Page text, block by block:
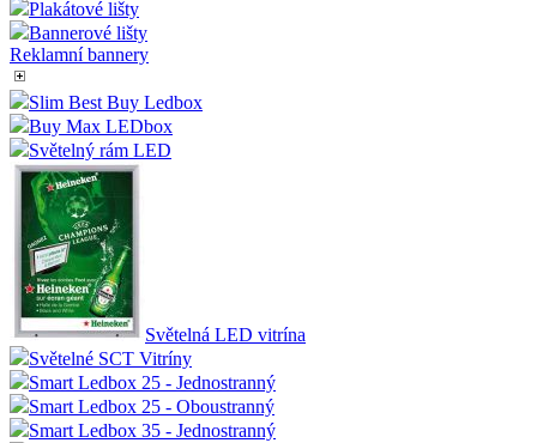
Plakátové lišty
Bannerové lišty
Reklamní bannery
Slim Best Buy Ledbox
Buy Max LEDbox
Světelný rám LED
Světelná LED vitrína
Světelné SCT Vitríny
Smart Ledbox 25 - Jednostranný
Smart Ledbox 25 - Oboustranný
Smart Ledbox 35 - Jednostranný